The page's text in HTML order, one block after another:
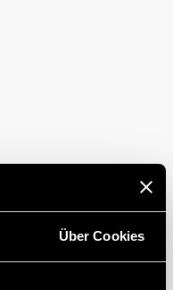
Über Cookies